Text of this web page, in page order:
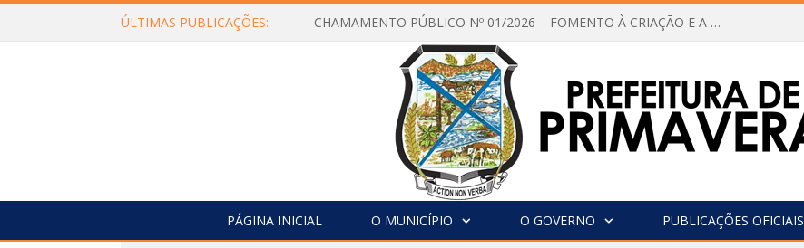
ÚLTIMAS PUBLICAÇÕES: CHAMAMENTO PÚBLICO Nº 01/2026 – FOMENTO À CRIAÇÃO E A CIRCULAÇÃO DE PRODUÇÕES CULTURAIS – Aldir Blanc
PÁGINA INICIAL O MUNICÍPIO O GOVERNO PUBLICAÇÕES OFICIAIS